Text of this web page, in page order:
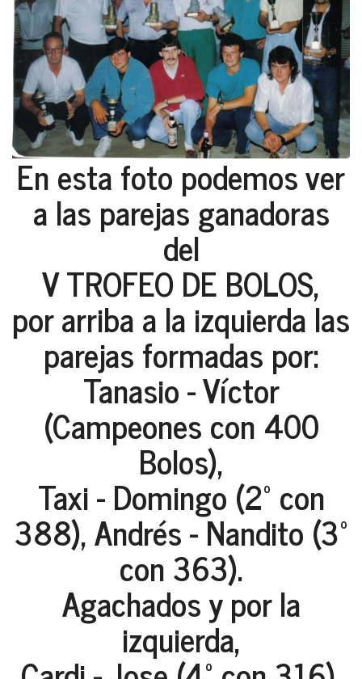
En esta foto podemos ver
a las parejas ganadoras
del
V TROFEO DE BOLOS,
por arriba a la izquierda las
parejas formadas por:
Tanasio - Víctor
(Campeones con 400
Bolos),
Taxi - Domingo (2º con
388), Andrés - Nandito (3º
con 363).
Agachados y por la
izquierda,